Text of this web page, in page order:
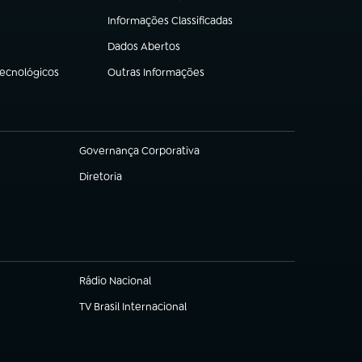
Informações Classificadas
(abre em nova aba)
Dados Abertos
(abre em nova aba)
Outras Informações
(abre em nova aba)
Governança Corporativa
(abre em nova aba)
Diretoria
(abre em nova aba)
Rádio Nacional
TV Brasil Internacional
(abre em nova aba)